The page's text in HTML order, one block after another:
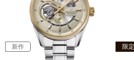
新作 限定